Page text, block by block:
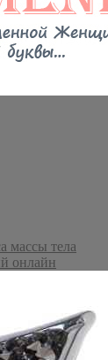
массы тела
онлайн